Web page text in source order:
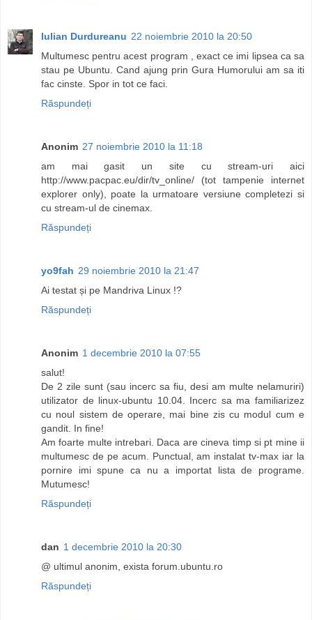
Iulian Durdureanu 22 noiembrie 2010 la 20:50
Multumesc pentru acest program , exact ce imi lipsea ca sa
stau pe Ubuntu. Cand ajung prin Gura Humorului am sa iti
fac cinste. Spor in tot ce faci.
Răspundeți
Anonim 27 noiembrie 2010 la 11:18
am mai gasit un site cu stream-uri aici
http://www.pacpac.eu/dir/tv_online/ (tot tampenie internet
explorer only), poate la urmatoare versiune completezi si
cu stream-ul de cinemax.
Răspundeți
yo9fah 29 noiembrie 2010 la 21:47
Ai testat și pe Mandriva Linux !?
Răspundeți
Anonim 1 decembrie 2010 la 07:55
salut!
De 2 zile sunt (sau incerc sa fiu, desi am multe nelamuriri)
utilizator de linux-ubuntu 10.04. Incerc sa ma familiarizez
cu noul sistem de operare, mai bine zis cu modul cum e
gandit. In fine!
Am foarte multe intrebari. Daca are cineva timp si pt mine ii
multumesc de pe acum. Punctual, am instalat tv-max iar la
pornire imi spune ca nu a importat lista de programe.
Mutumesc!
Răspundeți
dan 1 decembrie 2010 la 20:30
@ ultimul anonim, exista forum.ubuntu.ro
Răspundeți